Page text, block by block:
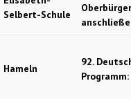
Selbert-Schule
Hameln
92.
Programm: